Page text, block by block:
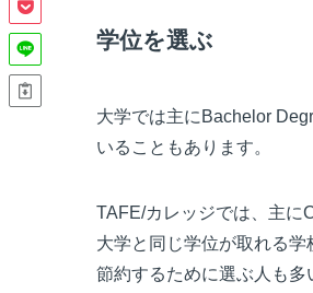
学位を選ぶ
大学では主にBachelor
いることもあります。
TAFE/カレッジでは、主に
大学と同じ学位が取れる
節約するために選ぶ人も多